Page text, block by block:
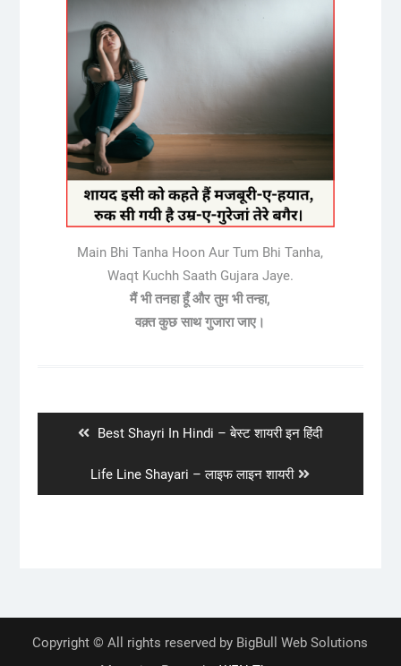
Main Bhi Tanha Hoon Aur Tum Bhi Tanha,
Waqt Kuchh Saath Gujara Jaye.
मैं भी तनहा हूँ और तुम भी तन्हा,
वक़्त कुछ साथ गुजारा जाए।
Previous
Best Shayri In Hindi – बेस्ट शायरी इन हिंदी
Next
post:
Life Line Shayari – लाइफ लाइन शायरी
Copyright © All rights reserved by BigBull Web Solutions